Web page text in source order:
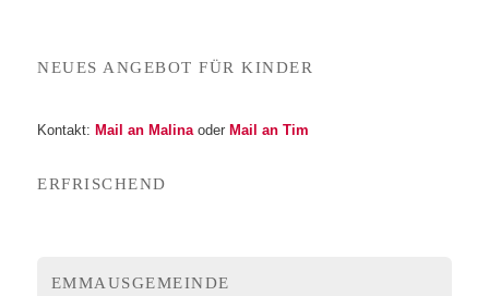
NEU­ES ANGE­BOT FÜR KINDER
Kon­takt: Mail an Mali­naoder Mail an Tim
ERFRI­SCHEND
EMMA­US­GE­MEIN­DE